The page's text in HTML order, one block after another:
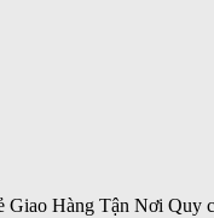
Hàng Tận Nơi Quy